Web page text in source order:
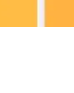
du logger ind,